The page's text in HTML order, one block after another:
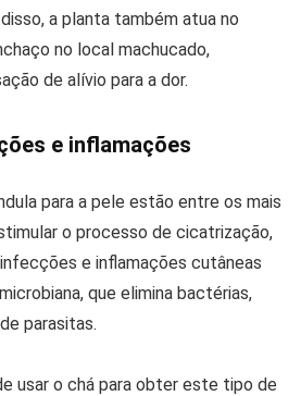
a planta também atua no
no local machucado,
de alívio para a dor.
e inflamações
para a pele estão entre os mais
o processo de cicatrização,
e inflamações cutâneas
que elimina bactérias,
parasitas.
usar o chá para obter este tipo de